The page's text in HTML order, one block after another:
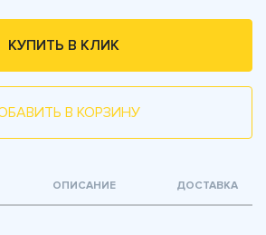
КУПИТЬ В КЛИК
В КОРЗИНУ
ОПИСАНИЕ ДОСТАВКА